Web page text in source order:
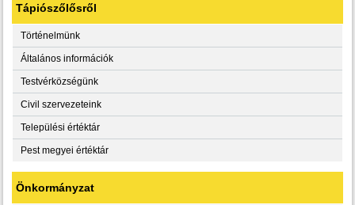
Tápiószőlősről
Történelmünk
Általános információk
Testvérközségünk
Civil szervezeteink
Települési értéktár
Pest megyei értéktár
Önkormányzat